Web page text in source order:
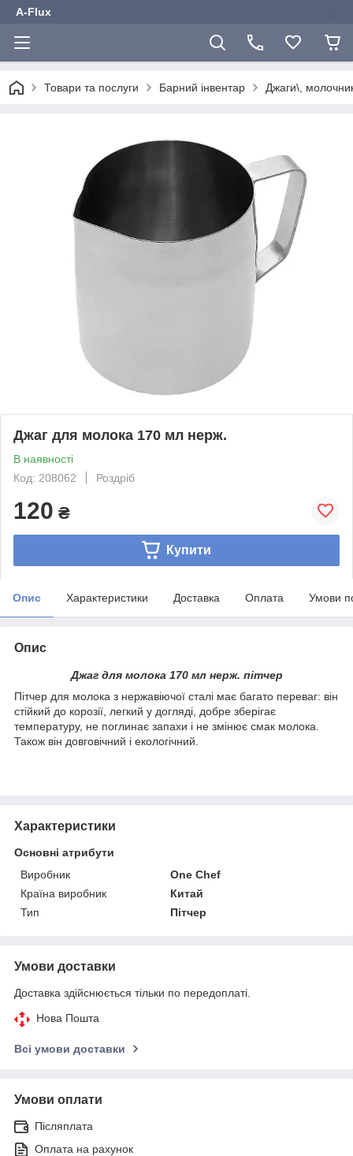
A-Flux
Товари та послуги Барний інвентар Джаги\,
Джаг для молока 170 мл нерж.
В наявності
Код: 208062
Роздріб
120 ₴
Купити
Опис Характеристики Доставка Оплата Умови
Опис
Джаг для молока 170 мл нерж. пітчер
Пітчер для молока з нержавіючої сталі має багато переваг: він
стійкий до корозії, легкий у догляді, добре зберігає
температуру, не поглинає запахи і не змінює смак молока.
Також він довговічний і екологічний.
Характеристики
Основні атрибути
Виробник
One Chef
Країна виробник
Китай
Тип
Пітчер
Умови доставки
Доставка здійснюється тільки по передоплаті.
Нова Пошта
Всі умови доставки
Умови оплати
Післяплата
Оплата на рахунок